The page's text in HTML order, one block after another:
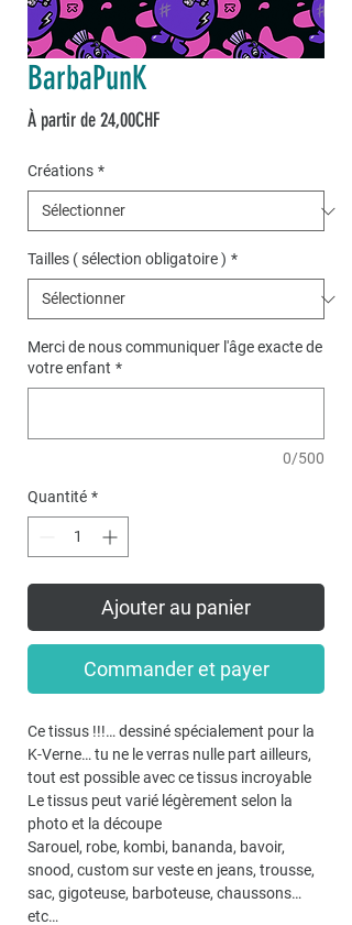
BarbaPunK
À partir de24,00CHFPrix
Créations *
Tailles ( sélection obligatoire ) *
Merci de nous communiquer l'âge exacte de
votre enfant *
0/500
Quantité *
Ajouter au panier
Commander et payer
Ce tissus !!!… dessiné spécialement pour la
K-Verne… tu ne le verras nulle part ailleurs,
tout est possible avec ce tissus incroyable
Le tissus peut varié légèrement selon la
photo et la découpe
Sarouel, robe, kombi, bananda, bavoir,
snood, custom sur veste en jeans, trousse,
sac, gigoteuse, barboteuse, chaussons…
etc…